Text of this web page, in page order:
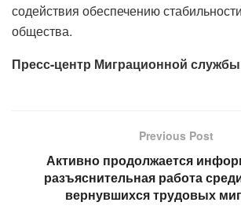
содействия обеспечению
общества.
Пресс-центр Миграционной службы
Previous Post
Активно продолжается
разъяснительная работа
вернувшихся трудовых